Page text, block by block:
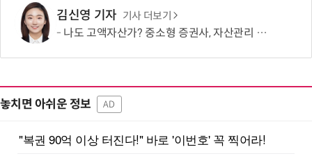
김신영 기자 기사 더보기
나도 고액자산가? 중소형 증권사, 자산관리 문턱 낮췄다
놓치면 아쉬운 정보 AD